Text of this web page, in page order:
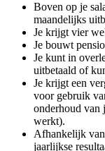
Boven op je
maandelijks
Je krijgt vier
Je bouwt
Je kunt in
uitbetaald of
Je krijgt een
voor gebruik
onderhoud van
werkt).
Afhankelijk
jaarlijkse